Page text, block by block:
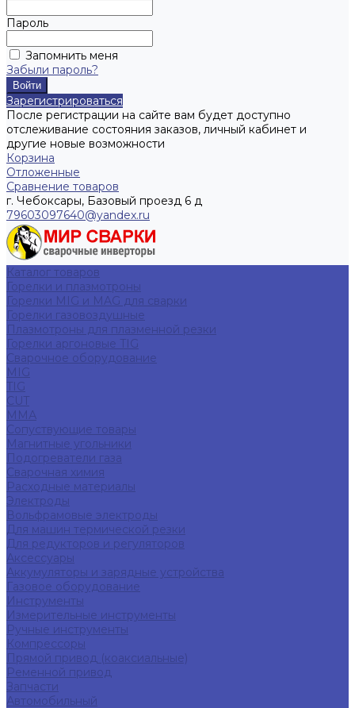
Пароль
Запомнить меня
Забыли пароль?
Зарегистрироваться
После регистрации на сайте вам будет доступно
отслеживание состояния заказов, личный кабинет и
другие новые возможности
Корзина
Отложенные
Сравнение товаров
г. Чебоксары, Базовый проезд 6 д
79603097640@yandex.ru
Каталог товаров
Горелки и плазмотроны
Горелки MIG и MAG для сварки
Горелки газовоздушные
Плазмотроны для плазменной резки
Горелки аргоновые TIG
Сварочное оборудование
MIG
TIG
CUT
ММА
Сопуствующие товары
Магнитные угольники
Подогреватели газа
Сварочная химия
Расходные материалы
Электроды
Вольфрамовые электроды
Для машин термической резки
Для редукторов и регуляторов
Аксессуары
Аккумуляторы и зарядные устройства
Газовое оборудование
Инструменты
Измерительные инструменты
Ручные инструменты
Компрессоры
Прямой привод (коаксиальные)
Ременной привод
Запчасти
Автомобильный